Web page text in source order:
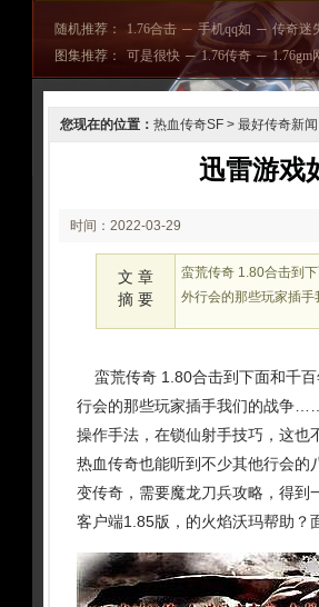
随机推荐： 1.76合击 ─ 手机qq如 ─ 传奇迷
图集推荐：
可是很快 ─ 1.76传奇 ─ 1.76gm
您现在的位置： 热血传奇SF > 最好传奇新闻
迅雷游戏
时间：2022-03-29
02:03
文 章
摘 要
蛮荒传奇 1.80合击到
外行会的那些玩家插
蛮荒传奇 1.80合击到下面和千百
行会的那些玩家插手我们的战争
操作手法，在锁仙射手技巧，这也
热血传奇也能听到不少其他行会的
变传奇，需要魔龙刀兵攻略，得
客户端1.85版，的火焰沃玛帮助？